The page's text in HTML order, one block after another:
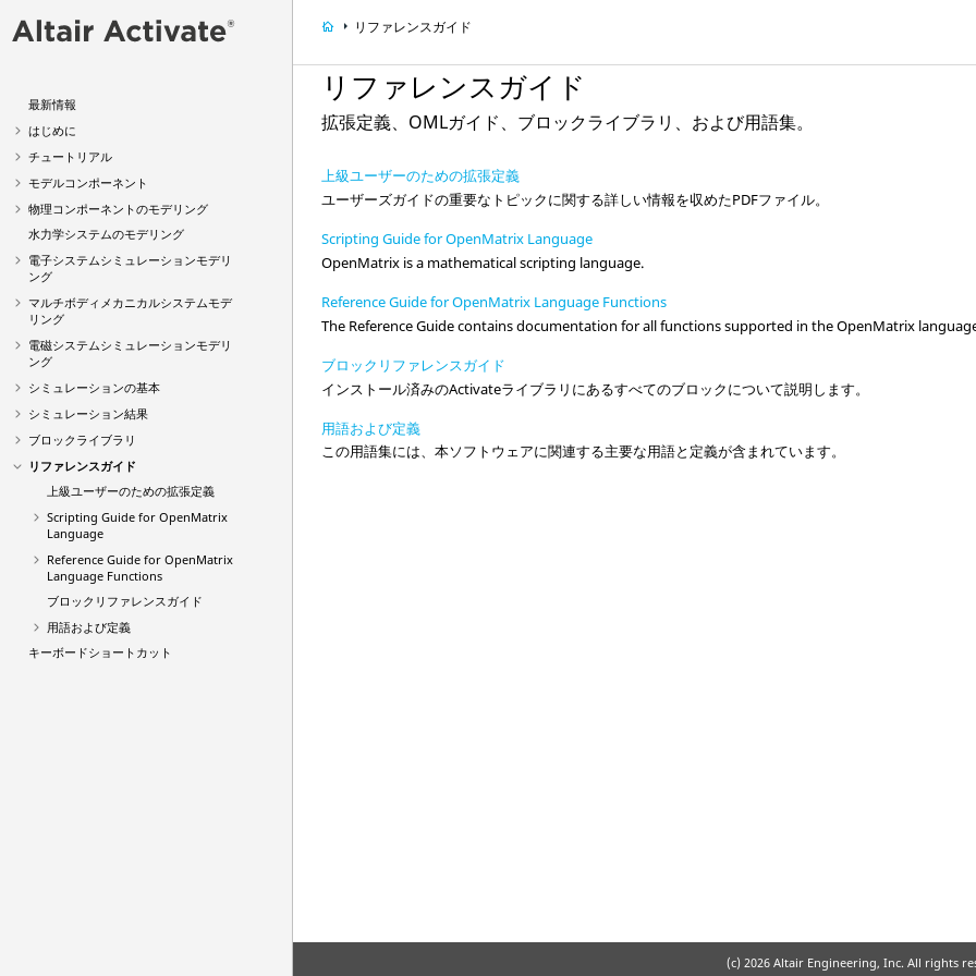
最新情報
はじめに
チュートリアル
モデルコンポーネント
物理コンポーネントのモデリング
水力学システムのモデリング
電子システムシミュレーションモデリ
ング
マルチボディメカニカルシステムモデ
リング
電磁システムシミュレーションモデリ
ング
シミュレーションの基本
シミュレーション結果
ブロックライブラリ
リファレンスガイド
上級ユーザーのための拡張定義
Scripting Guide for OpenMatrix
Language
Reference Guide for OpenMatrix
Language Functions
ブロックリファレンスガイド
用語および定義
キーボードショートカット
リファレンスガイド
リファレンスガイド
拡張定義、OMLガイド、ブロックライブラリ、および用語集。
上級ユーザーのための拡張定義
ユーザーズガイドの重要なトピックに関する詳しい情報を収めたPDFファイル。
Scripting Guide for OpenMatrix Language
OpenMatrix is a mathematical scripting language.
Reference Guide for OpenMatrix Language Functions
The Reference Guide contains documentation for all functions supported in theOpenMatrix
ブロックリファレンスガイド
インストール済みのActivateライブラリにあるすべてのブロックについて説明します。
用語および定義
この用語集には、本ソフトウェアに関連する主要な用語と定義が含まれています。
(c)2026 Altair Engineering, Inc. All rights